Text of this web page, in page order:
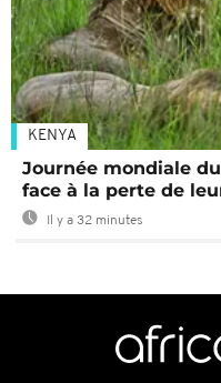
KENYA
Journée mondiale
face à la perte de
Il y a 32 minutes